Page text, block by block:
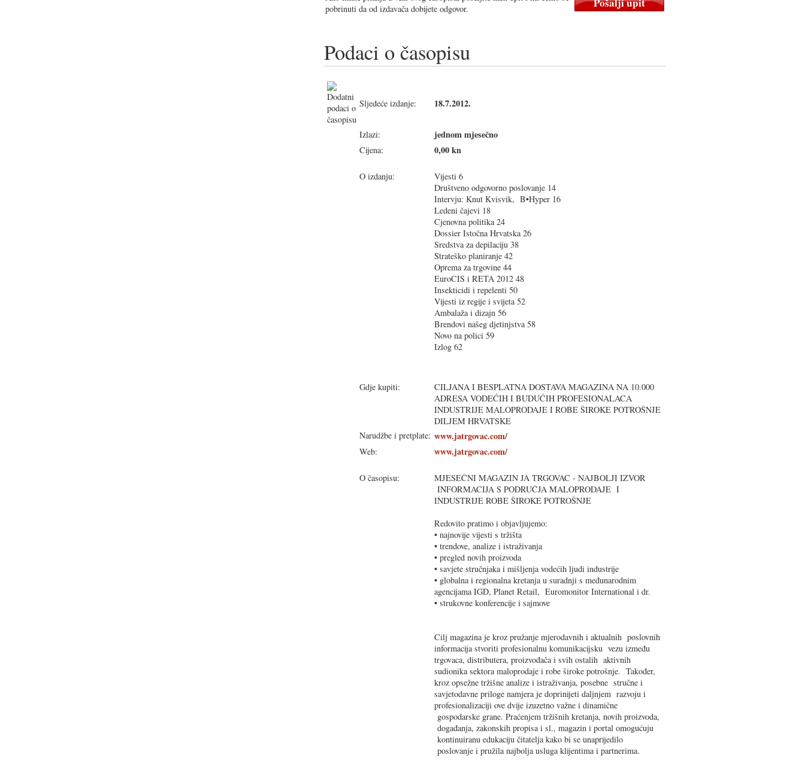
pobrinuti da od izdavača dobijete odgovor.
Podaci o časopisu
Sljedeće izdanje: 18.7.2012.
Izlazi: jednom mjesečno
Cijena: 0,00 kn
O izdanju:
Vijesti 6
Društveno odgovorno poslovanje 14
Intervju: Knut Kvisvik, B•Hyper 16
Ledeni čajevi 18
Cjenovna politika 24
Dossier Istočna Hrvatska 26
Sredstva za depilaciju 38
Strateško planiranje 42
Oprema za trgovine 44
EuroCIS i RETA 2012 48
Insekticidi i repelenti 50
Vijesti iz regije i svijeta 52
Ambalaža i dizajn 56
Brendovi našeg djetinjstva 58
Novo na polici 59
Izlog 62
Gdje kupiti:
CILJANA I BESPLATNA DOSTAVA MAGAZINA NA 10.000
ADRESA VODEĆIH I BUDUĆIH PROFESIONALACA
INDUSTRIJE MALOPRODAJE I ROBE ŠIROKE POTROŠNJE
DILJEM HRVATSKE
Narudžbe i pretplate: www.jatrgovac.com/
Web: www.jatrgovac.com/
O časopisu:
MJESEČNI MAGAZIN JA TRGOVAC - NAJBOLJI IZVOR
INFORMACIJA S PODRUČJA MALOPRODAJE I
INDUSTRIJE ROBE ŠIROKE POTROŠNJE
Redovito pratimo i objavljujemo:
• najnovije vijesti s tržišta
• trendove, analize i istraživanja
• pregled novih proizvoda
• savjete stručnjaka i mišljenja vodećih ljudi industrije
• globalna i regionalna kretanja u suradnji s međunarodnim
agencijama IGD, Planet Retail, Euromonitor International i dr.
• strukovne konferencije i sajmove
Cilj magazina je kroz pružanje mjerodavnih i aktualnih poslovnih
informacija stvoriti profesionalnu komunikacijsku vezu između
trgovaca, distributera, proizvođača i svih ostalih aktivnih
sudionika sektora maloprodaje i robe široke potrošnje. Također,
kroz opsežne tržišne analize i istraživanja, posebne stručne i
savjetodavne priloge namjera je doprinijeti daljnjem razvoju i
profesionalizaciji ove dvije izuzetno važne i dinamične
gospodarske grane. Praćenjem tržišnih kretanja, novih proizvoda,
događanja, zakonskih propisa i sl., magazin i portal omogućuju
kontinuiranu edukaciju čitatelja kako bi se unaprijedilo
poslovanje i pružila najbolja usluga klijentima i partnerima.